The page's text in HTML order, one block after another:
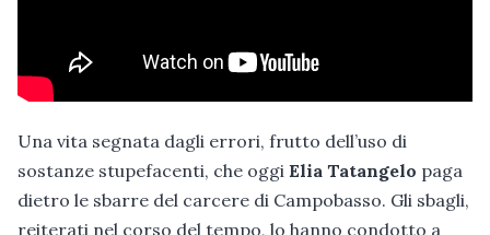
Una vita segnata dagli errori, frutto dell’uso di
sostanze stupefacenti, che oggi Elia Tatangelo paga
dietro le sbarre del carcere di Campobasso. Gli sbagli,
reiterati nel corso del tempo, lo hanno condotto a